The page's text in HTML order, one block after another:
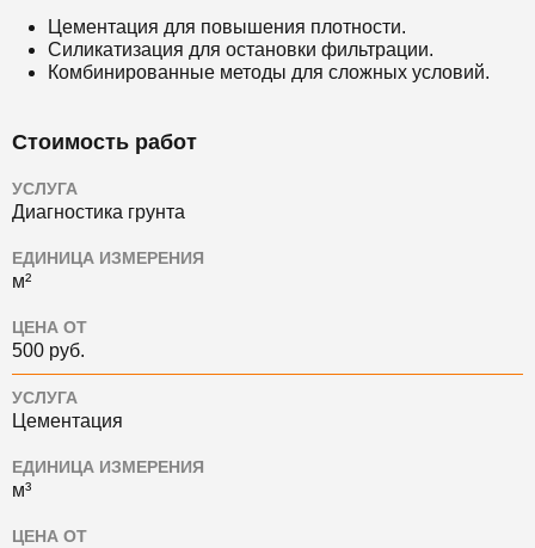
Цементация для повышения плотности.
Силикатизация для остановки фильтрации.
Комбинированные методы для сложных условий.
Стоимость работ
УСЛУГА
Диагностика грунта
ЕДИНИЦА ИЗМЕРЕНИЯ
м²
ЦЕНА ОТ
500 руб.
УСЛУГА
Цементация
ЕДИНИЦА ИЗМЕРЕНИЯ
м³
ЦЕНА ОТ